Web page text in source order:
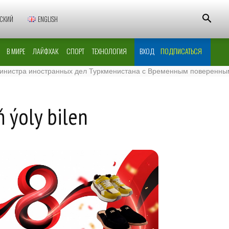
ENGLISH
В МИРЕ ЛАЙФХАК СПОРТ ТЕХНОЛОГИЯ ВХОД ПОДПИСАТЬСЯ
дел Туркменистана с Временным поверенным в
ýoly bilen